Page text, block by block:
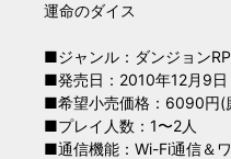
運命のダイス
■ジャンル：ダンジョン
■発売日：2010年12月9日
■希望小売価格：6090円(
■プレイ人数：1〜2人
■通信機能：Wi-Fi通信＆